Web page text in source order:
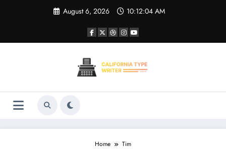
August 6, 2026 10:12:05 AM
Home Tim